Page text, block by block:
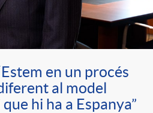
en un procés
al model
hi ha a Espanya”